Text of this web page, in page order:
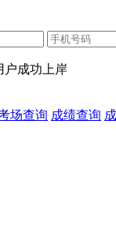
户成功上岸
场查询 成绩查询